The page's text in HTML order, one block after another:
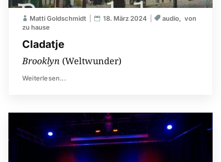
Cladatje
Matti Goldschmidt 18. März 2024 audio
von
zu hause
Brooklyn(Weltwunder)
Weiterlesen...